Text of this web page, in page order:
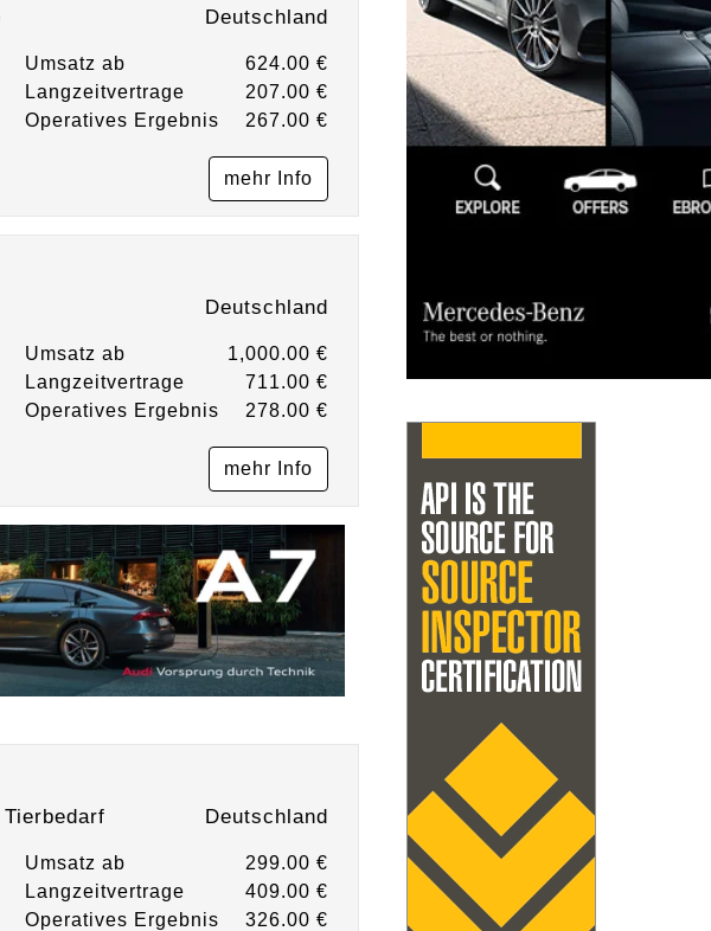
Deutschland
Umsatz ab
624.00 €
Langzeitvertrage
207.00 €
Operatives Ergebnis
267.00 €
mehr Info
Deutschland
Umsatz ab
1,000.00 €
Langzeitvertrage
711.00 €
Operatives Ergebnis
278.00 €
mehr Info
Deutschland
Umsatz ab
299.00 €
Langzeitvertrage
409.00 €
Operatives Ergebnis
326.00 €